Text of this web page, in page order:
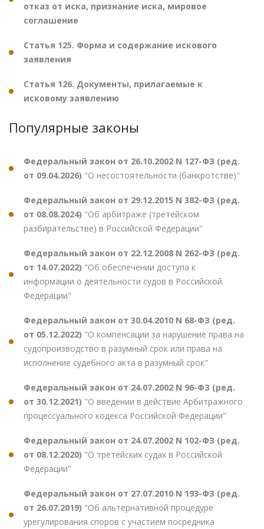
отказ от иска, признание иска, мировое
соглашение
Статья 125. Форма и содержание искового
заявления
Статья 126. Документы, прилагаемые к
исковому заявлению
Популярные законы
Федеральный закон от 26.10.2002 N 127-ФЗ (ред.
от 09.04.2026) "О несостоятельности (банкротстве)"
Федеральный закон от 29.12.2015 N 382-ФЗ (ред.
от 08.08.2024) "Об арбитраже (третейском
разбирательстве) в Российской Федерации"
Федеральный закон от 22.12.2008 N 262-ФЗ (ред.
от 14.07.2022) "Об обеспечении доступа к
информации о деятельности судов в Российской
Федерации"
Федеральный закон от 30.04.2010 N 68-ФЗ (ред.
от 05.12.2022) "О компенсации за нарушение права на
судопроизводство в разумный срок или права на
исполнение судебного акта в разумный срок"
Федеральный закон от 24.07.2002 N 96-ФЗ (ред.
от 30.12.2021) "О введении в действие Арбитражного
процессуального кодекса Российской Федерации"
Федеральный закон от 24.07.2002 N 102-ФЗ (ред.
от 08.12.2020) "О третейских судах в Российской
Федерации"
Федеральный закон от 27.07.2010 N 193-ФЗ (ред.
от 26.07.2019) "Об альтернативной процедуре
урегулирования споров с участием посредника